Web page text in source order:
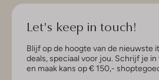
Let's keep in touch!
Blijf op de hoogte van de nieuwste
deals, speciaal voor jou. Schrijf je
en maak kans op € 150,-